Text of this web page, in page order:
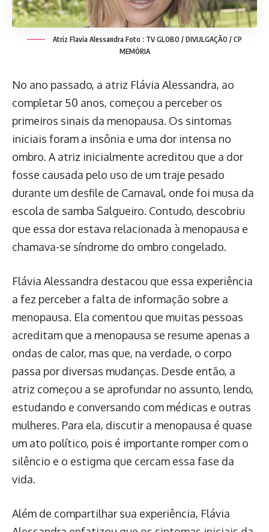
Atriz Flavia Alessandra Foto : TV GLOBO / DIVULGAÇÃO / CP
MEMÓRIA
No ano passado, a atriz Flávia Alessandra, ao
completar 50 anos, começou a perceber os
primeiros sinais da menopausa. Os sintomas
iniciais foram a insônia e uma dor intensa no
ombro. A atriz inicialmente acreditou que a dor
fosse causada pelo uso de um traje pesado
durante um desfile de Carnaval, onde foi musa da
escola de samba Salgueiro. Contudo, descobriu
que essa dor estava relacionada à menopausa e
chamava-se síndrome do ombro congelado.
Flávia Alessandra destacou que essa experiência
a fez perceber a falta de informação sobre a
menopausa. Ela comentou que muitas pessoas
acreditam que a menopausa se resume apenas a
ondas de calor, mas que, na verdade, o corpo
passa por diversas mudanças. Desde então, a
atriz começou a se aprofundar no assunto, lendo,
estudando e conversando com médicas e outras
mulheres. Para ela, discutir a menopausa é quase
um ato político, pois é importante romper com o
silêncio e o estigma que cercam essa fase da
vida.
Além de compartilhar sua experiência, Flávia